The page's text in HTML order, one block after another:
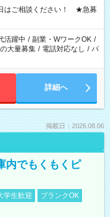
す
はご相談ください！ ★急募
活躍中 / 副業・WワークOK /
大量募集 / 電話対応なし / パ
詳細へ
掲載日：2026.08.06
内でもくもくピ
学生歓迎
ブランクOK